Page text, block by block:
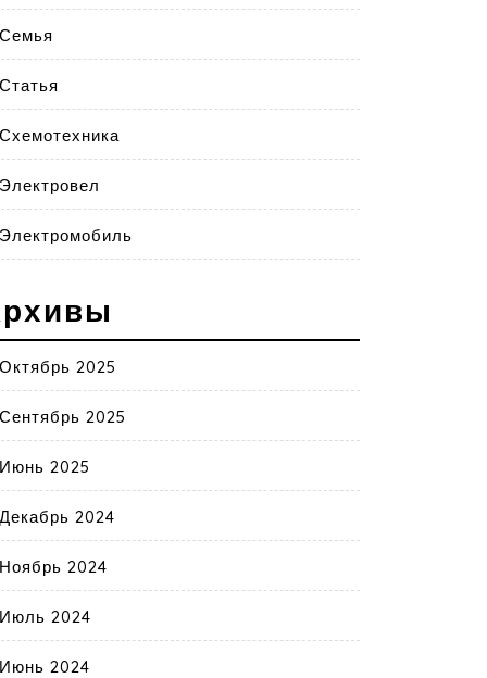
Семья
Статья
Схемотехника
Электровел
Электромобиль
Октябрь 2025
Сентябрь 2025
Июнь 2025
Декабрь 2024
Ноябрь 2024
Июль 2024
Июнь 2024